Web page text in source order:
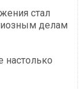
стал
делам
настолько